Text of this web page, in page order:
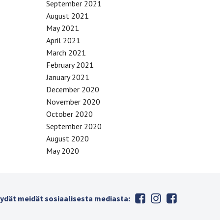
September 2021
August 2021
May 2021
April 2021
March 2021
February 2021
January 2021
December 2020
November 2020
October 2020
September 2020
August 2020
May 2020
meidät sosiaalisesta mediasta: